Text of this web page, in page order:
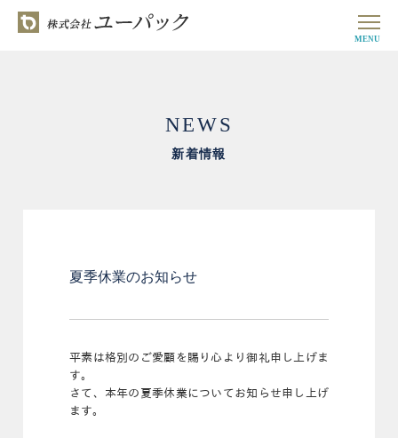
MENU
NEWS
新着情報
夏季休業のお知らせ
平素は格別のご愛顧を賜り心より御礼申し上げま
す。
さて、本年の夏季休業についてお知らせ申し上げ
ます。